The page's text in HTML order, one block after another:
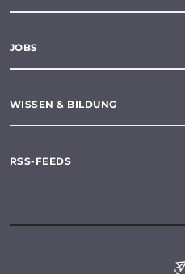
JOBS
WISSEN & BILDUNG
RSS-FEEDS